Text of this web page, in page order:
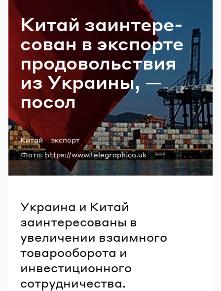
Китай за­ин­те­ре­
со­ван в экс­пор­те
про­до­воль­ствия
из Укра­и­ны, —
посол
Теги:
Китай
экспорт
Фото: https://www.telegraph.co.uk
Украина и Китай
заинтересованы в
увеличении взаимного
товарооборота и
инвестиционного
сотрудничества.
Пароль
Забыли пароль?
ВОЙТИ